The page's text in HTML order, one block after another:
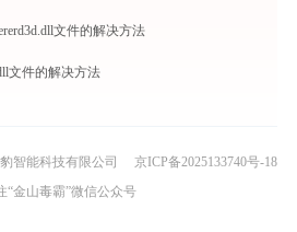
文件的解决方法
文件的解决方法
智能科技有限公司
京ICP备2025133740号-18
“金山毒霸”微信公众号